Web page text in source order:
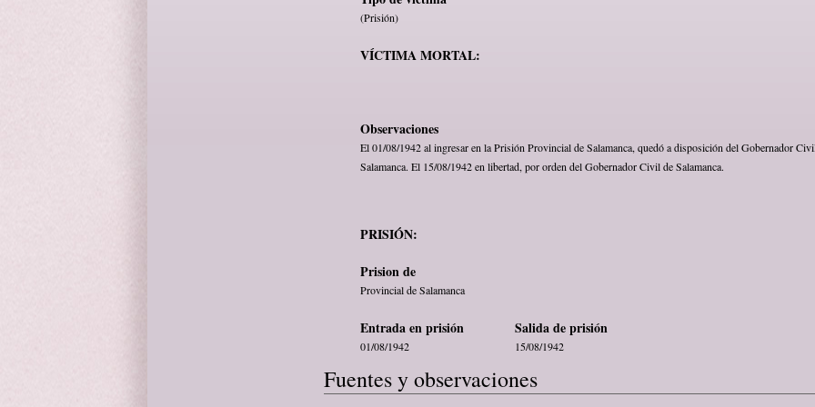
(Prisión)
VÍCTIMA MORTAL:
Observaciones
El 01/08/1942 al ingresar en la Prisión Provincial de Salamanca, quedó a disposición del Gobernador
Salamanca. El 15/08/1942 en libertad, por orden del Gobernador Civil de Salamanca.
PRISIÓN:
Prision de
Provincial de Salamanca
Entrada en prisión Salida de prisión
01/08/1942 15/08/1942
Fuentes y observaciones